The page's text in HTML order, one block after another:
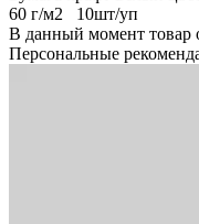
60 г/м2 10шт/уп
В данный момент товар
Персональные